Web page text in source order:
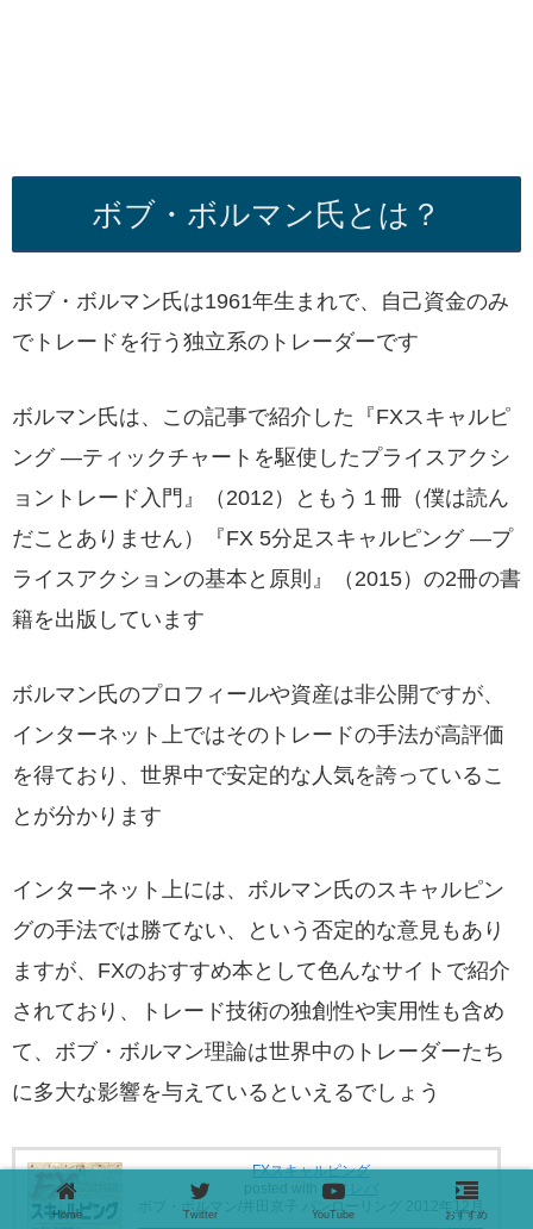
ボブ・ボルマン氏とは？
ボブ・ボルマン氏は1961年生まれで、自己資金のみ
でトレードを行う独立系のトレーダーです
ボルマン氏は、この記事で紹介した『FXスキャルピ
ング ―ティックチャートを駆使したプライスアクシ
ョントレード入門』（2012）ともう１冊（僕は読ん
だことありません）『FX 5分足スキャルピング ―プ
ライスアクションの基本と原則』（2015）の2冊の書
籍を出版しています
ボルマン氏のプロフィールや資産は非公開ですが、
インターネット上ではそのトレードの手法が高評価
を得ており、世界中で安定的な人気を誇っているこ
とが分かります
インターネット上には、ボルマン氏のスキャルピン
グの手法では勝てない、という否定的な意見もあり
ますが、FXのおすすめ本として色んなサイトで紹介
されており、トレード技術の独創性や実用性も含め
て、ボブ・ボルマン理論は世界中のトレーダーたち
に多大な影響を与えているといえるでしょう
FXスキャルピング
ヨメレバ
ボブ・ボルマン/井田京子 パンローリング 2012年12月
Home Twitter YouTube おすすめ